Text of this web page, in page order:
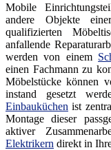
Mobile
andere Objekte
qualifizierten
anfallende
werden von einem
einen Fachmann zu
Möbelstücke können
instand gesetzt
Einbauküchen ist
Montage dieser
aktiver
Elektrikern direkt in